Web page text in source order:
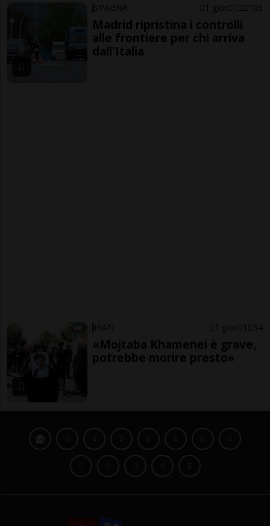
SPAGNA 1 gior 12 103
Madrid ripristina i controlli
alle frontiere per chi arriva
dall'Italia
IRAN 1 gior 1 54
«Mojtaba Khamenei è grave,
potrebbe morire presto»